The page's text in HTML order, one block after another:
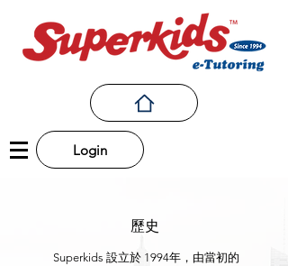
Login
歷史
​ Superkids 設立於 1994年，由當初的